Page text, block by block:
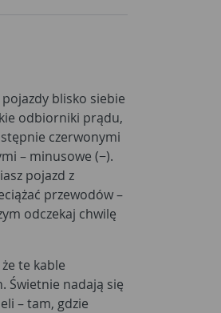
blisko siebie
odbiorniki prądu,
czerwonymi
– minusowe (−).
pojazd z
przewodów –
odczekaj chwilę
te kable
Świetnie nadają się
– tam, gdzie